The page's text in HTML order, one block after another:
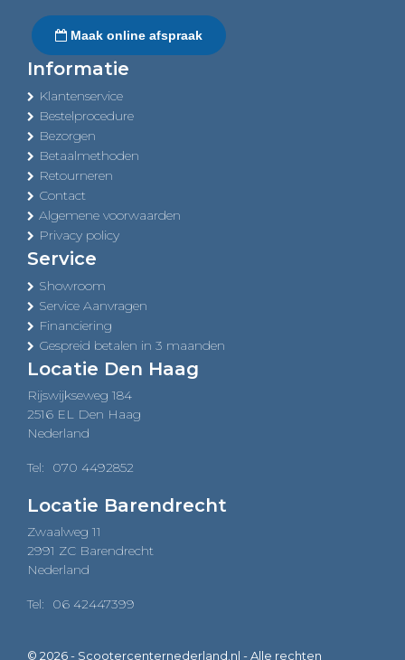
Maak online afspraak
Informatie
Klantenservice
Bestelprocedure
Bezorgen
Betaalmethoden
Retourneren
Contact
Algemene voorwaarden
Privacy policy
Service
Showroom
Service Aanvragen
Financiering
Gespreid betalen in 3 maanden
Locatie Den Haag
Rijswijkseweg 184
2516 EL Den Haag
Nederland
Tel: 070 4492852
Locatie Barendrecht
Zwaalweg 11
2991 ZC Barendrecht
Nederland
Tel: 06 42447399
© 2026 - Scootercenternederland.nl - Alle rechten